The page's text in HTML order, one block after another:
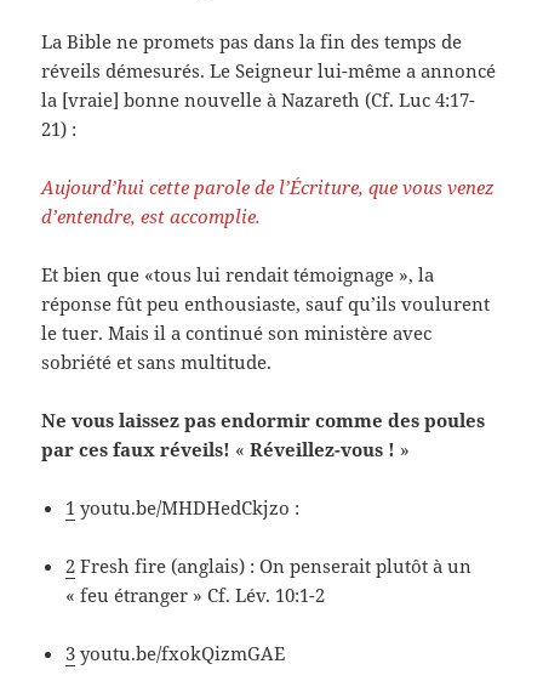
La Bible ne promets pas dans la fin des temps de
réveils démesurés. Le Seigneur lui-même a annoncé
la [vraie] bonne nouvelle à Nazareth (Cf. Luc 4:17-
21) :
Aujourd’hui cette parole de l’Écriture, que vous venez
d’entendre, est accomplie.
Et bien que «tous lui rendait témoignage », la
réponse fût peu enthousiaste, sauf qu’ils voulurent
le tuer. Mais il a continué son ministère avec
sobriété et sans multitude.
Ne vous laissez pas endormir comme des poules
par ces faux réveils! « Réveillez-vous ! »
1 youtu.be/MHDHedCkjzo :
2 Fresh fire (anglais) : On penserait plutôt à un
« feu étranger » Cf. Lév. 10:1-2
3 youtu.be/fxokQizmGAE